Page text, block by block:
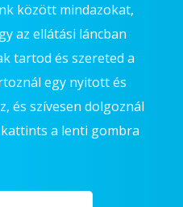
között mindazokat,
az ellátási láncban
tartod és szereted a
egy nyitott és
és szívesen dolgoznál
a lenti gombra